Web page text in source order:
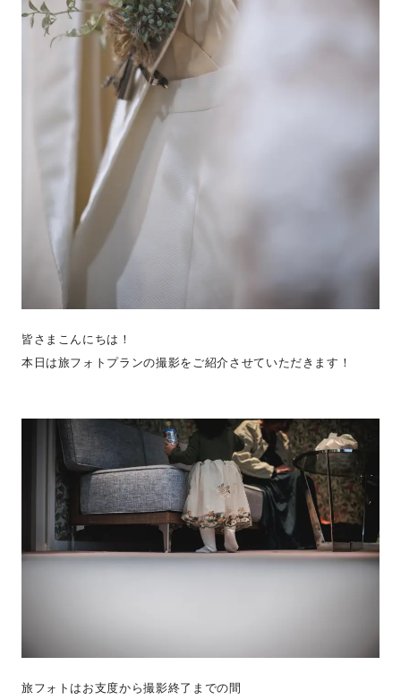
皆さまこんにちは！
本日は旅フォトプランの撮影をご紹介させていただきます！
旅フォトはお支度から撮影終了までの間